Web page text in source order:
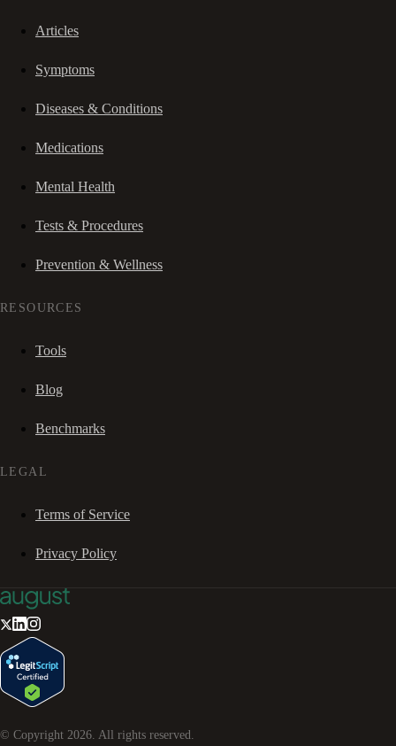
Articles
Symptoms
Diseases & Conditions
Medications
Mental Health
Tests & Procedures
Prevention & Wellness
RESOURCES
Tools
Blog
Benchmarks
LEGAL
Terms of Service
Privacy Policy
© Copyright 2026. All rights reserved.